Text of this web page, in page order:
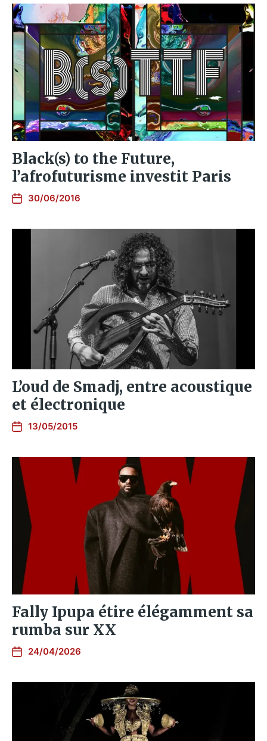
Black(s) to the Future,
l’afrofuturisme investit Paris
30/06/2016
L’oud de Smadj, entre acoustique
et électronique
13/05/2015
Fally Ipupa étire élégamment sa
rumba sur XX
24/04/2026